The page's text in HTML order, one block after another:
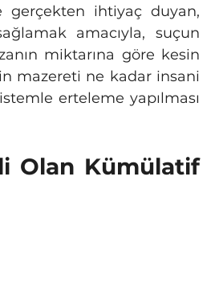
gerçekten ihtiyaç duyan,
amacıyla, suçun
miktarına göre kesin
mazereti ne kadar insani
erteleme yapılması
Olan Kümülatif